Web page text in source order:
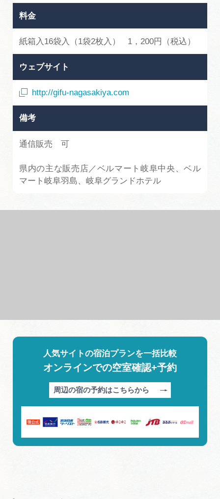
料金
紙箱入16袋入（1袋2枚入） 1，200円（税込）
ウェブサイト
http://gifu-nagasakiya.com
備考
通信販売 可
県内の主な販売店／ベルマート岐阜中央、ベル
マート岐阜羽島、岐阜グランドホテル
人気サイトの宿泊プランを一括比較
オンラインでの空室確認+予約
周辺の宿の予約はこちらから